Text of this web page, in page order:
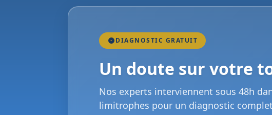
DIAGNOSTIC GRATUIT
Un doute sur votre
Nos experts interviennent sous 48h
limitrophes pour un diagnostic